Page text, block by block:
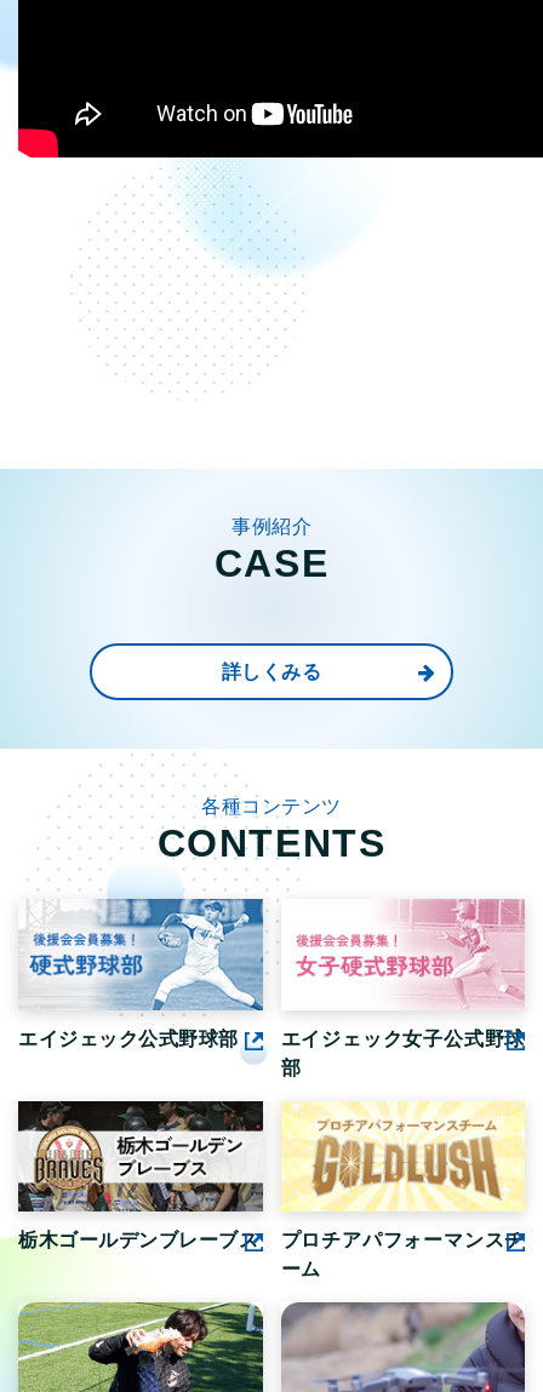
事例紹介
CASE
詳しくみる
各種コンテンツ
CONTENTS
エイジェック公式野球部
エイジェック女子公式野球
部
栃木ゴールデンブレーブス
プロチアパフォーマンスチ
ーム